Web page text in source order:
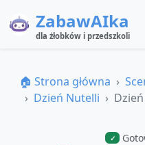
ZabawAIka
dla żłobków i przedszkoli
🏠 Strona główna
Dzień Nutelli
✓